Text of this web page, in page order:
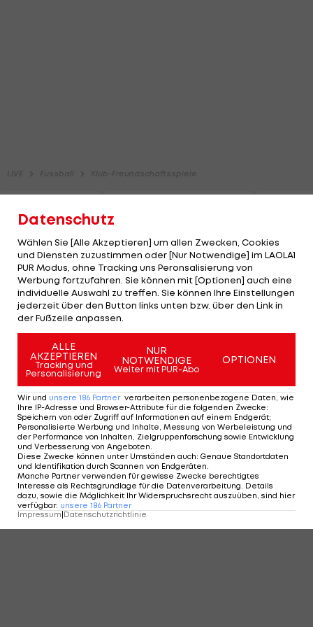
Datenschutz
Wählen Sie [Alle Akzeptieren] um allen Zwecken, Cookies
und Diensten zuzustimmen oder [Nur Notwendige] im LAOLA1
PUR Modus, ohne Tracking uns Peronsalisierung von
Werbung fortzufahren. Sie können mit [Optionen] auch eine
individuelle Auswahl zu treffen. Sie können Ihre Einstellungen
jederzeit über den Button links unten bzw. über den Link in
der Fußzeile anpassen.
ALLE
AKZEPTIEREN
Tracking und
Personalisierung
NUR
NOTWENDIGE
Weiter mit PUR-Abo
OPTIONEN
Wir und unsere 186 Partner verarbeiten personenbezogene Daten, wie
Ihre IP-Adresse und Browser-Attribute für die folgenden Zwecke:
Speichern von oder Zugriff auf Informationen auf einem Endgerät;
Personalisierte Werbung und Inhalte, Messung von Werbeleistung und
der Performance von Inhalten, Zielgruppenforschung sowie Entwicklung
und Verbesserung von Angeboten.
Diese Zwecke können unter Umständen auch: Genaue Standortdaten
und Identifikation durch Scannen von Endgeräten.
Manche Partner verwenden für gewisse Zwecke berechtigtes
Interesse als Rechtsgrundlage für die Datenverarbeitung. Details
dazu, sowie die Möglichkeit Ihr Widerspruchsrecht auszuüben, sind hier
verfügbar: unsere 186 Partner
Impressum Datenschutzrichtlinie